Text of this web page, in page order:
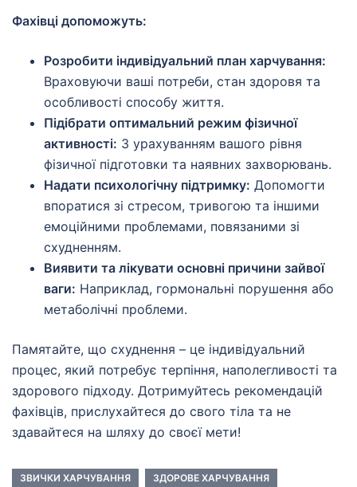
Фахівці допоможуть:
Розробити індивідуальний план харчування:
Враховуючи ваші потреби, стан здоровя та
особливості способу життя.
Підібрати оптимальний режим фізичної
активності: З урахуванням вашого рівня
фізичної підготовки та наявних захворювань.
Надати психологічну підтримку: Допомогти
впоратися зі стресом, тривогою та іншими
емоційними проблемами, повязаними зі
схудненням.
Виявити та лікувати основні причини зайвої
ваги: Наприклад, гормональні порушення або
метаболічні проблеми.
Памятайте, що схуднення – це індивідуальний
процес, який потребує терпіння, наполегливості та
здорового підходу. Дотримуйтесь рекомендацій
фахівців, прислухайтеся до свого тіла та не
здавайтеся на шляху до своєї мети!
ЗВИЧКИ ХАРЧУВАННЯ
ЗДОРОВЕ ХАРЧУВАННЯ